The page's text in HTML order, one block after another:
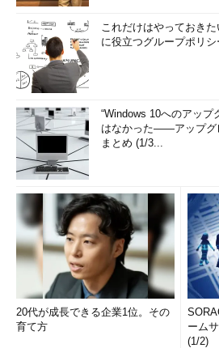
これだけはやっておき
に役立つグループポリシ
“Windows 10へのアップ
はなかった――アップグ
まとめ (1/3...
20代が成長できる企業1位。その
育て方
ーム
(1/2)